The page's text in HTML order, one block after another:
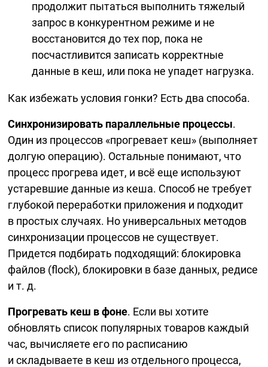
продолжит пытаться выполнить тяжелый
запрос в конкурентном режиме и не
восстановится до тех пор, пока не
посчастливится записать корректные
данные в кеш, или пока не упадет нагрузка.
Как избежать условия гонки? Есть два способа.
Синхронизировать параллельные процессы.
Один из процессов «прогревает кеш» (выполняет
долгую операцию). Остальные понимают, что
процесс прогрева идет, и всё еще используют
устаревшие данные из кеша. Способ не требует
глубокой переработки приложения и подходит
в простых случаях. Но универсальных методов
синхронизации процессов не существует.
Придется подбирать подходящий: блокировка
файлов (flock), блокировки в базе данных, редисе
и т. д.
Прогревать кеш в фоне. Если вы хотите
обновлять список популярных товаров каждый
час, вычисляете его по расписанию
и складываете в кеш из отдельного процесса,